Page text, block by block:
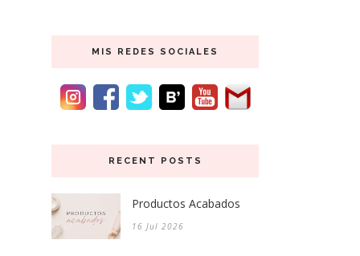
MIS REDES SOCIALES
RECENT POSTS
Productos Acabados
16 Jul 2026